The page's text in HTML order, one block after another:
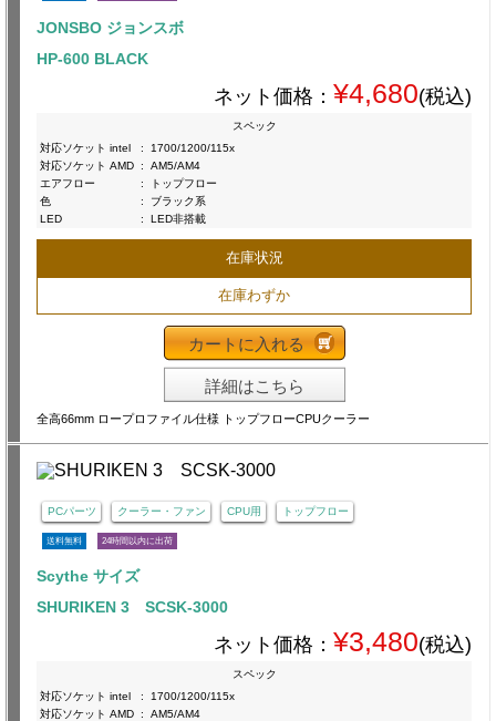
JONSBO ジョンスボ
HP-600 BLACK
ネット価格： ¥4,680(税込)
スペック
対応ソケット intel
:
1700/1200/115x
対応ソケット AMD :
AM5/AM4
エアフロー
:
トップフロー
色
:
ブラック系
LED
: LED非搭載
在庫状況
在庫わずか
カートに入れる
詳細はこちら
全高66mm ロープロファイル仕様 トップフローCPUクーラー
PCパーツ クーラー・ファン CPU用 トップフロー
送料無料 24時間以内に出荷
Scythe サイズ
SHURIKEN 3 SCSK-3000
ネット価格： ¥3,480(税込)
スペック
対応ソケット intel
:
1700/1200/115x
対応ソケット AMD :
AM5/AM4